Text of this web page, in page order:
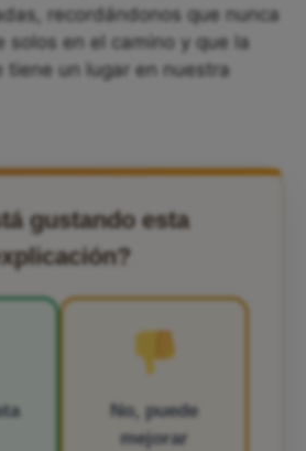
recordándonos que nunca
solos en el camino y que la
tiene un lugar en nuestra
gustando esta
No, puede
mejorar